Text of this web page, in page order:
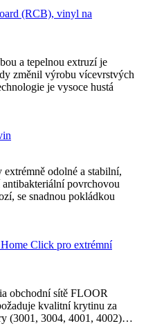
(RCB), vinyl na
a tepelnou extruzí je
změnil výrobu vícevrstvých
je vysoce hustá
odolné a stabilní,
povrchovou
se snadnou pokládkou
Click pro extrémní
obchodní sítě FLOOR
kvalitní krytinu za
(3001, 3004, 4001, 4002)…